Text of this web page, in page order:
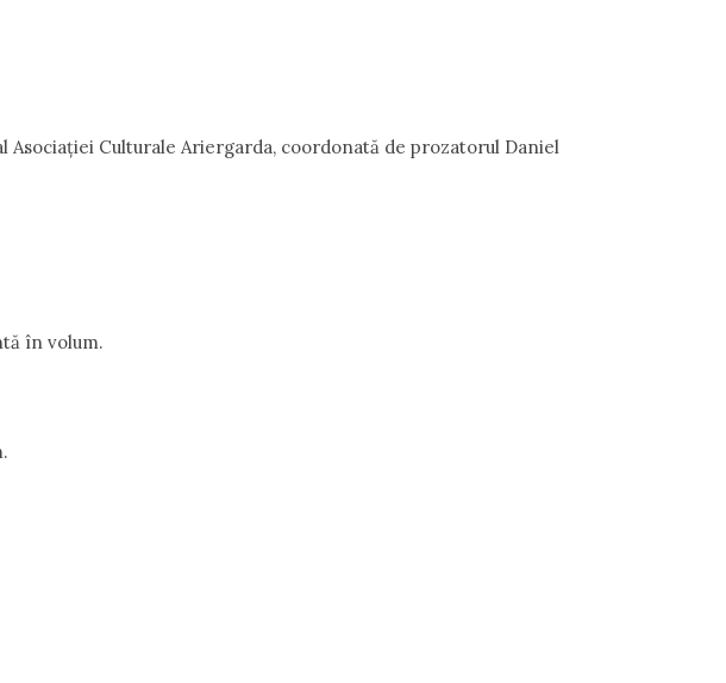
Culturale Ariergarda, coordonată de prozatorul Daniel
în volum.